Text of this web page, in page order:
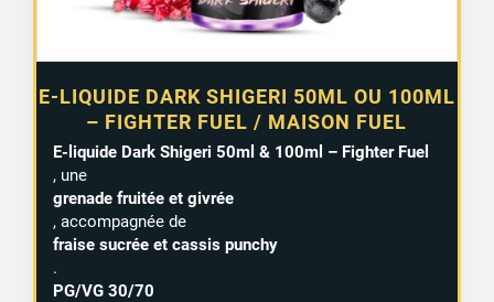
E-LIQUIDE DARK SHIGERI 50ML OU 100ML
– FIGHTER FUEL / MAISON FUEL
E-liquide Dark Shigeri 50ml & 100ml – Fighter Fuel
, une
grenade fruitée et givrée
, accompagnée de
fraise sucrée et cassis punchy
.
PG/VG 30/70